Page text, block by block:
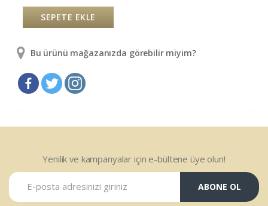
SEPETE EKLE
Bu ürünü mağazanızda görebilir miyim?
Yenilik ve kampanyalar için e-bültene üye olun!
ABONE OL